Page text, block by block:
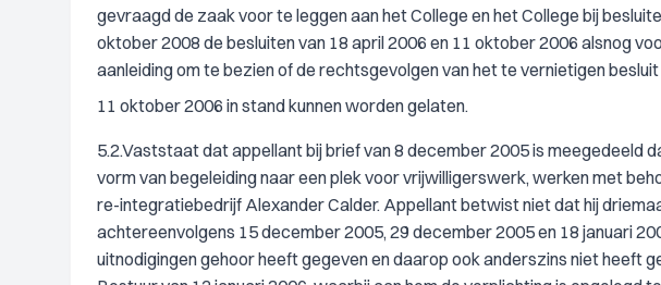
gevraagd de zaak voor te leggen aan het College en het College bij
oktober 2008 de besluiten van 18 april 2006 en 11 oktober 2006 alsnog
aanleiding om te bezien of de rechtsgevolgen van het te vernietigen
11 oktober 2006 in stand kunnen worden gelaten.
5.2.Vaststaat dat appellant bij brief van 8 december 2005 is meegedeeld
vorm van begeleiding naar een plek voor vrijwilligerswerk, werken met
re-integratiebedrijf Alexander Calder. Appellant betwist niet dat hij
achtereenvolgens 15 december 2005, 29 december 2005 en 18 januari
uitnodigingen gehoor heeft gegeven en daarop ook anderszins niet heeft